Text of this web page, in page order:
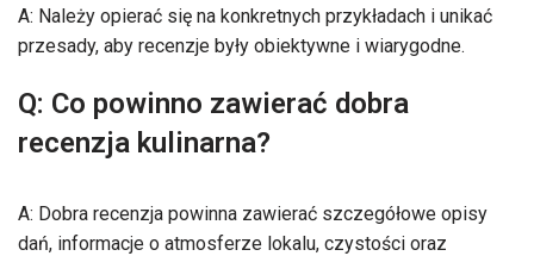
A: Należy opierać się na konkretnych przykładach i unikać
przesady, aby recenzje były obiektywne i wiarygodne.
Q: Co powinno zawierać dobra
recenzja kulinarna?
A: Dobra recenzja powinna zawierać szczegółowe opisy
dań, informacje o atmosferze lokalu, czystości oraz